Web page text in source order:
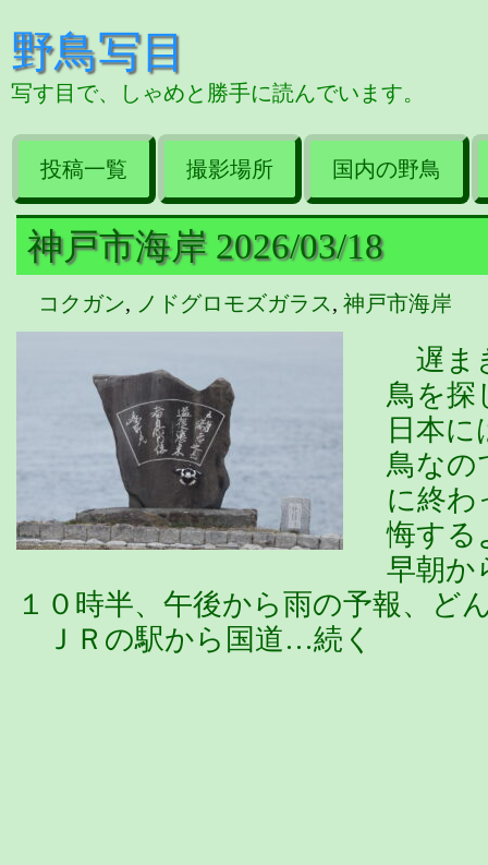
野鳥写目
写す目で、しゃめと勝手に読んでいます。
投稿一覧 撮影場所 国内の野鳥
神戸市海岸 2026/03/18
コクガン, ノドグロモズガラス, 神戸市海岸
遅ま
鳥を
日本
鳥なの
に終わ
悔する
早朝
１０時半、午後から雨の予報、ど
ＪＲの駅から国道…続く